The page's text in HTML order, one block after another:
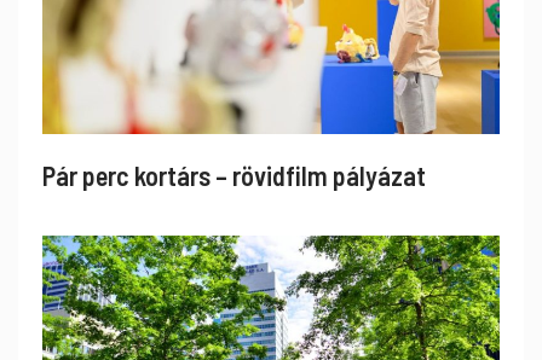
Pár perc kortárs – rövidfilm pályázat